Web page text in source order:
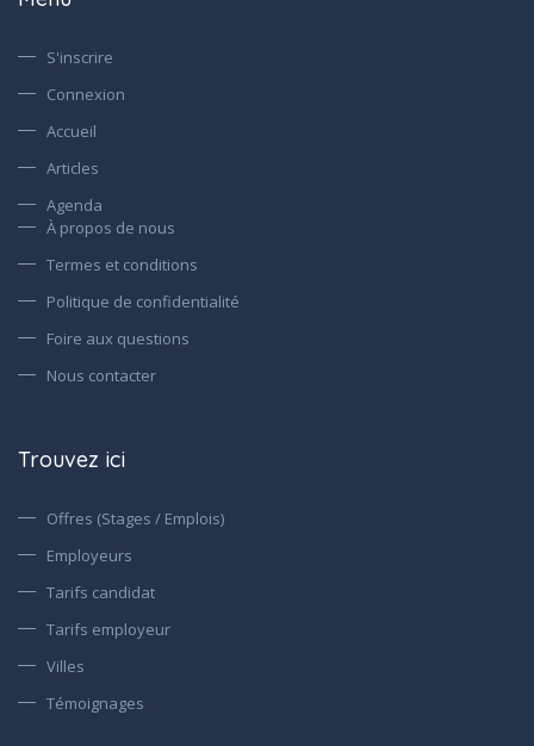
S'inscrire
Connexion
Accueil
Articles
Agenda
À propos de nous
Termes et conditions
Politique de confidentialité
Foire aux questions
Nous contacter
Trouvez ici
Offres (Stages / Emplois)
Employeurs
Tarifs candidat
Tarifs employeur
Villes
Témoignages